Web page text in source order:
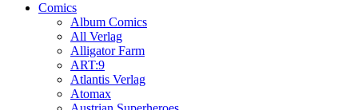
Comics
Album Comics
All Verlag
Alligator Farm
ART:9
Atlantis Verlag
Atomax